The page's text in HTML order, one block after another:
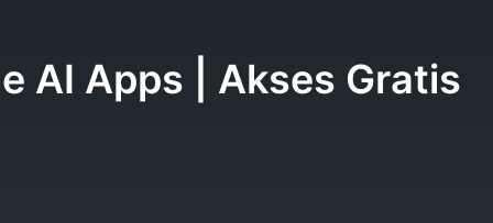
AI Apps | Akses Gratis